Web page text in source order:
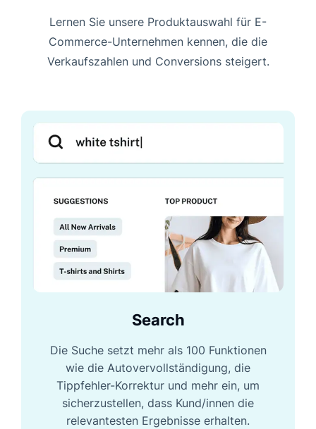
Lernen Sie unsere Produktauswahl für E-
Commerce-Unternehmen kennen, die die
Verkaufszahlen und Conversions steigert.
Search
Die Suche setzt mehr als 100 Funktionen
wie die Autovervollständigung, die
Tippfehler-Korrektur und mehr ein, um
sicherzustellen, dass Kund/innen die
relevantesten Ergebnisse erhalten.